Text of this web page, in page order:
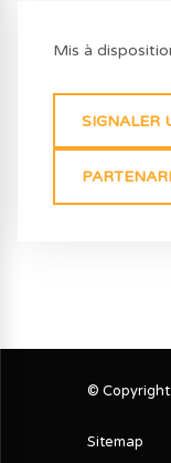
Mis à
SIGNALER
© Copyright
Sitemap